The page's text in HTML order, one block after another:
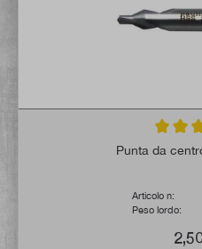
Punta da
Articolo n:
Peso lordo: